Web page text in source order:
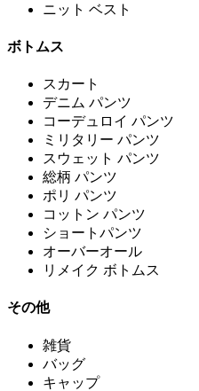
ニット ベスト
ボトムス
スカート
デニム パンツ
コーデュロイ パンツ
ミリタリー パンツ
スウェット パンツ
総柄 パンツ
ポリ パンツ
コットン パンツ
ショートパンツ
オーバーオール
リメイク ボトムス
その他
雑貨
バッグ
キャップ